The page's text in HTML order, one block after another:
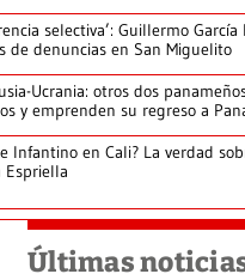
selectiva’: Guillermo García
de denuncias en San Miguelito
Ucrania: otros dos
y emprenden su regreso a
Infantino en Cali? La verdad
Espriella
Últimas